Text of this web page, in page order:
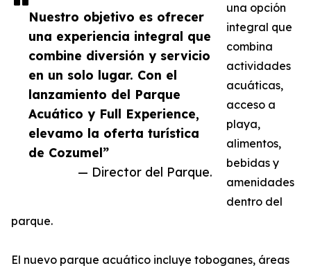
Nuestro objetivo es ofrecer
una experiencia integral que
combine diversión y servicio
en un solo lugar. Con el
lanzamiento del Parque
Acuático y Full Experience,
elevamo la oferta turística
de Cozumel”
— Director del Parque.
una opción
integral que
combina
actividades
acuáticas,
acceso a
playa,
alimentos,
bebidas y
amenidades
dentro del
parque.
El nuevo parque acuático incluye toboganes, áreas